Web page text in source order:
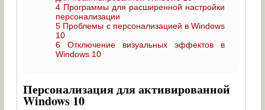
4 Программы для расширенной настройки
персонализации
5 Проблемы с персонализацией в Windows
10
6 Отключение визуальных эффектов в
Windows 10
Персонализация для активированной
Windows 10